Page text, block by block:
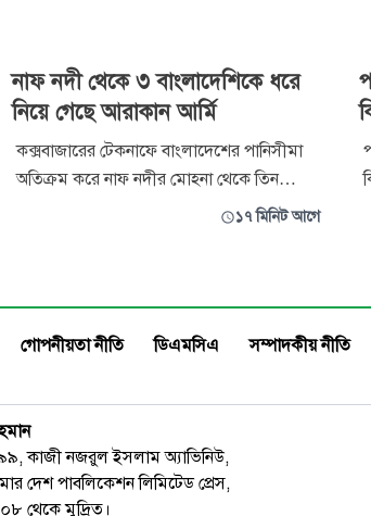
নাফ নদী থেকে ৩ বাংলাদেশিকে ধরে
নিয়ে গেছে আরাকান আর্মি
কক্সবাজারের টেকনাফে বাংলাদেশের পানিসীমা
অতিক্রম করে নাফ নদীর মোহনা থেকে তিন
জেলেকে ট্রলারসহ ধরে নিয়ে গেছে মিয়ানমারের
জেলেরা হ
১৭ মিনিট আগে
গোপনীয়তা নীতি ডিএমসিএ সম্পাদকীয় নীতি
কাজী নজরুল ইসলাম অ্যাভিনিউ,
দেশ পাবলিকেশন লিমিটেড প্রেস,
থেকে মুদ্রিত।